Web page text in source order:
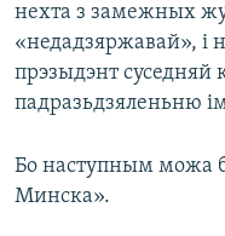
нехта з замежных
«недадзяржавай», і
прэзыдэнт суседняй
падразьдзяленьню
Бо наступным можа
Минска».